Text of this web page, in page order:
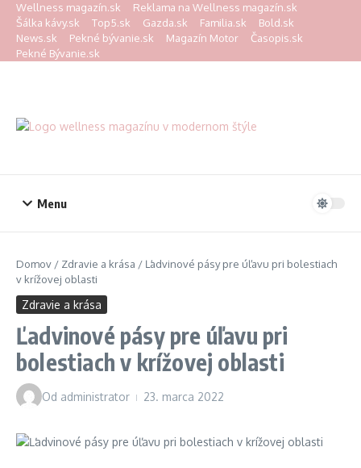
Preskočiť na obsah
Wellness magazín.sk
Reklama na Wellness magazín.sk
Šálka kávy.sk
Top5.sk Gazda.sk Familia.sk
Bold.sk
News.sk
Pekné bývanie.sk Magazín Motor
Časopis.sk
Pekné Bývanie.sk
Menu
Domov / Zdravie a krása / Ľadvinové pásy pre úľavu pri bolestiach
v krížovej oblasti
Zdravie a krása
Ľadvinové pásy pre úľavu pri
bolestiach v krížovej oblasti
Od administrator 23. marca 2022